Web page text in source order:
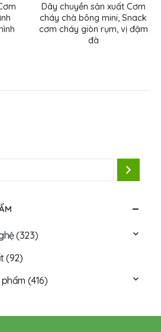
Dây chuyền sản xuất Cơm
cháy chà bông mini, Snack
cơm cháy giòn rụm, vị đậm
đà
(323)
(92)
(416)